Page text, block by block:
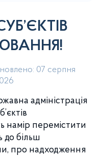
07 серпня
адміністрація
намір перемістити
до більш
про надходження